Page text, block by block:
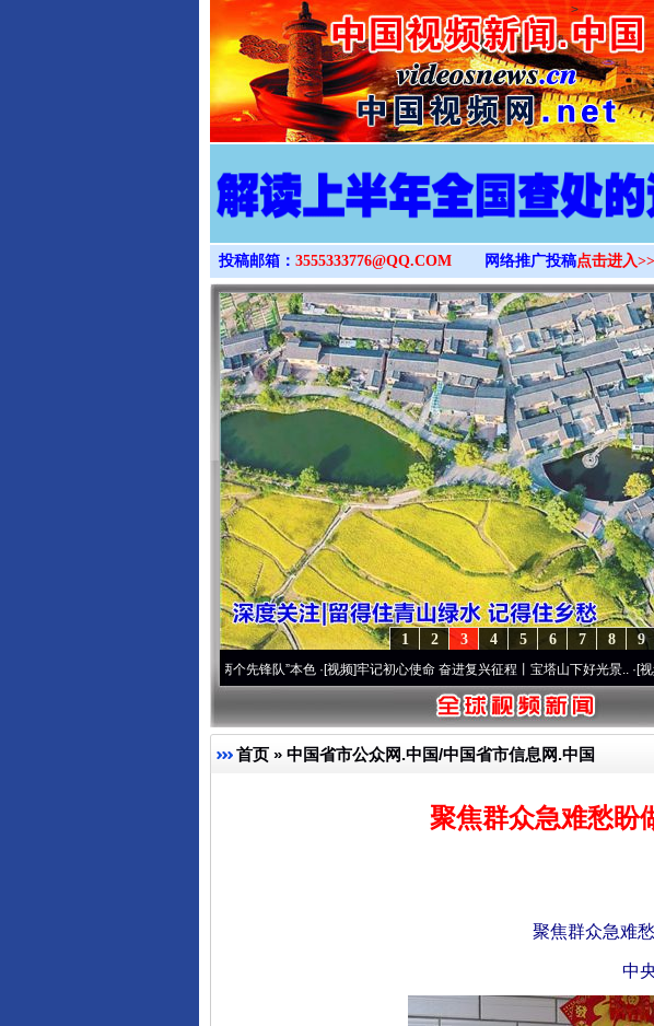
>
投稿邮箱： 3555333776@QQ.COM 网络推广投稿点击进入
9
8
7
6
5
4
3
2
1
永葆“两个先锋队”本色·[视频]牢记初心使命 奋进复兴征程丨宝塔山下好光景..·[视频]因党而
首页 » 中国省市公众网.中国/中国省市信息网.中国
聚焦群众急难愁盼
聚焦群众急难
中